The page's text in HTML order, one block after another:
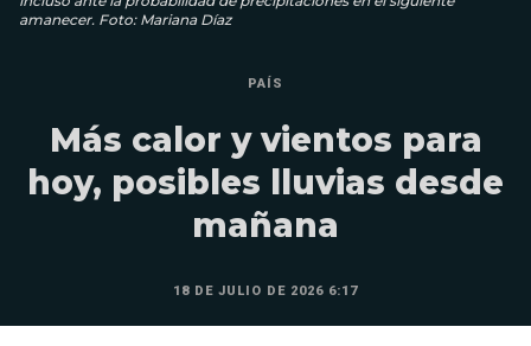
amanecer. Foto: Mariana Díaz
PAÍS
Más calor y vientos para
hoy, posibles lluvias desde
mañana
18 DE JULIO DE 2026 6:17